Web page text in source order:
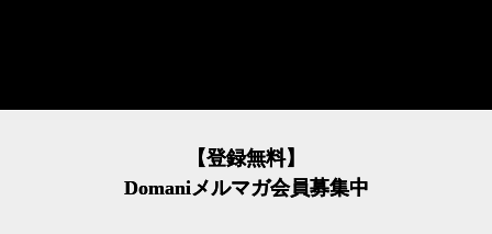
【登録無料】
Domaniメルマガ会員募集中